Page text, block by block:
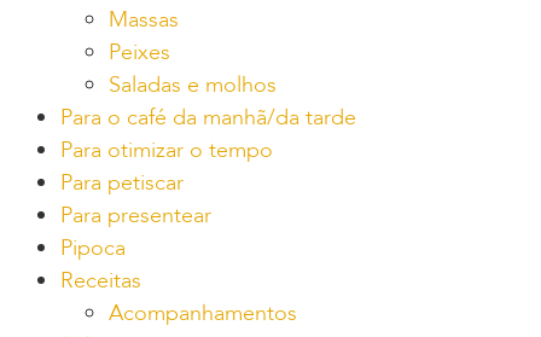
Massas
Peixes
Saladas e molhos
Para o café da manhã/da tarde
Para otimizar o tempo
Para petiscar
Para presentear
Pipoca
Receitas
Acompanhamentos